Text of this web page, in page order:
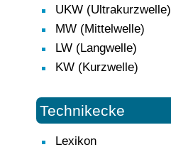
UKW (Ultrakurzwelle)
MW (Mittelwelle)
LW (Langwelle)
KW (Kurzwelle)
Technikecke
Lexikon